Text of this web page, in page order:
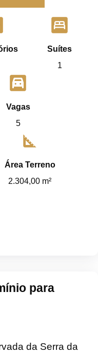
bedroom_parent
Suítes
1
garage
Vagas
5
square_foot
Área Terreno
2.304,00 m²
para
da Serra da